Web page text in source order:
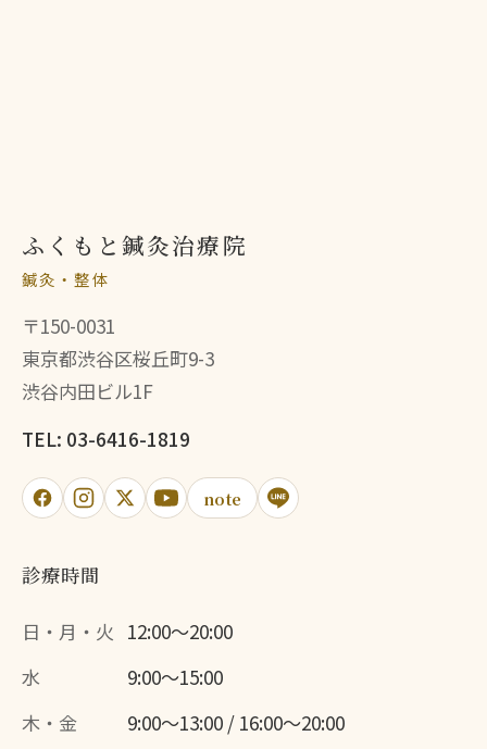
ふくもと鍼灸治療院
鍼灸・整体
〒150-0031
東京都渋谷区桜丘町9-3
渋谷内田ビル1F
TEL: 03-6416-1819
note
診療時間
日・月・火 12:00〜20:00
水
9:00〜15:00
木・金
9:00〜13:00 / 16:00〜20:00